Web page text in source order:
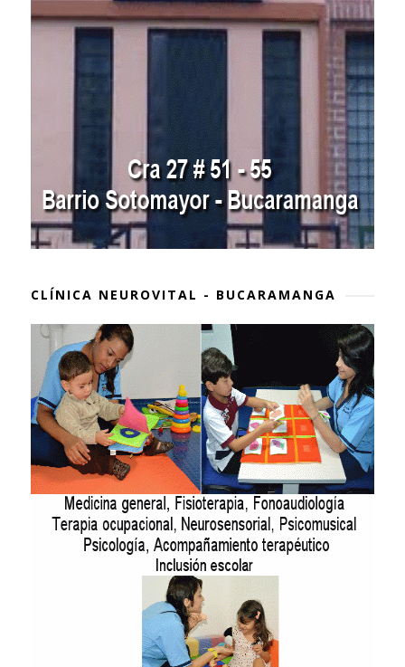
CLÍNICA NEUROVITAL - BUCARAMANGA